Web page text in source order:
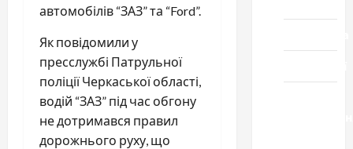
автомобілів “ЗАЗ” та “Ford”.
Як повідомили у
пресслужбі Патрульної
поліції Черкаської області,
водій “ЗАЗ” під час обгону
не дотримався правил
дорожнього руху, що